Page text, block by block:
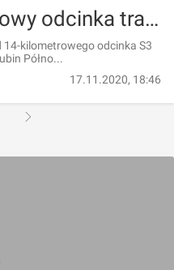
Aktualny stan budowy odcinka trasy S3 Lubin Północ - Kaźmierzów [ZDJĘCIA]
kilometrowego odcinka S3
Półno...
17.11.2020, 18:46